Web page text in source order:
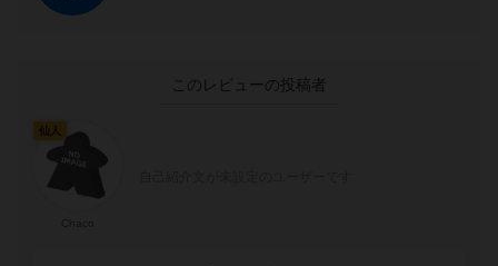
このレビューの投稿者
仙人